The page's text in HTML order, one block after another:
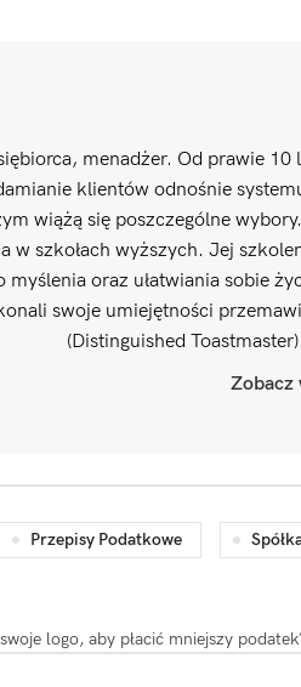
menadżer. Od prawie
klientów odnośnie
wiążą się poszczególne
w szkołach wyższych. Jej
myślenia oraz ułatwiania sobie
swoje umiejętności
(Distinguished
Zobacz
Przepisy Podatkowe
logo, aby płacić mniejszy